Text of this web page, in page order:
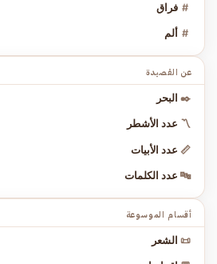
# فراق
# ألم
عن القصيدة
✒️ البحر
〽️ عدد الأشطر
📏 عدد الأبيات
🔤 عدد الكلمات
أقسام الموسوعة
📜 الشعر